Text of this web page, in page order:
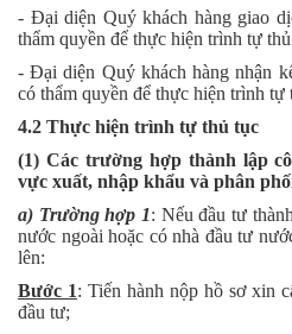
- Đại diện Quý khách hàng giao
thẩm quyền để thực hiện trình tự
- Đại diện Quý khách hàng nhận
có thẩm quyền để thực hiện trình tự
4.2 Thực hiện trình tự thủ tục
(1) Các trường hợp thành lập
vực xuất, nhập khẩu và phân
a) Trường hợp 1: Nếu đầu tư
nước ngoài hoặc có nhà đầu tư
lên:
Bước 1: Tiến hành nộp hồ sơ xin
đầu tư;